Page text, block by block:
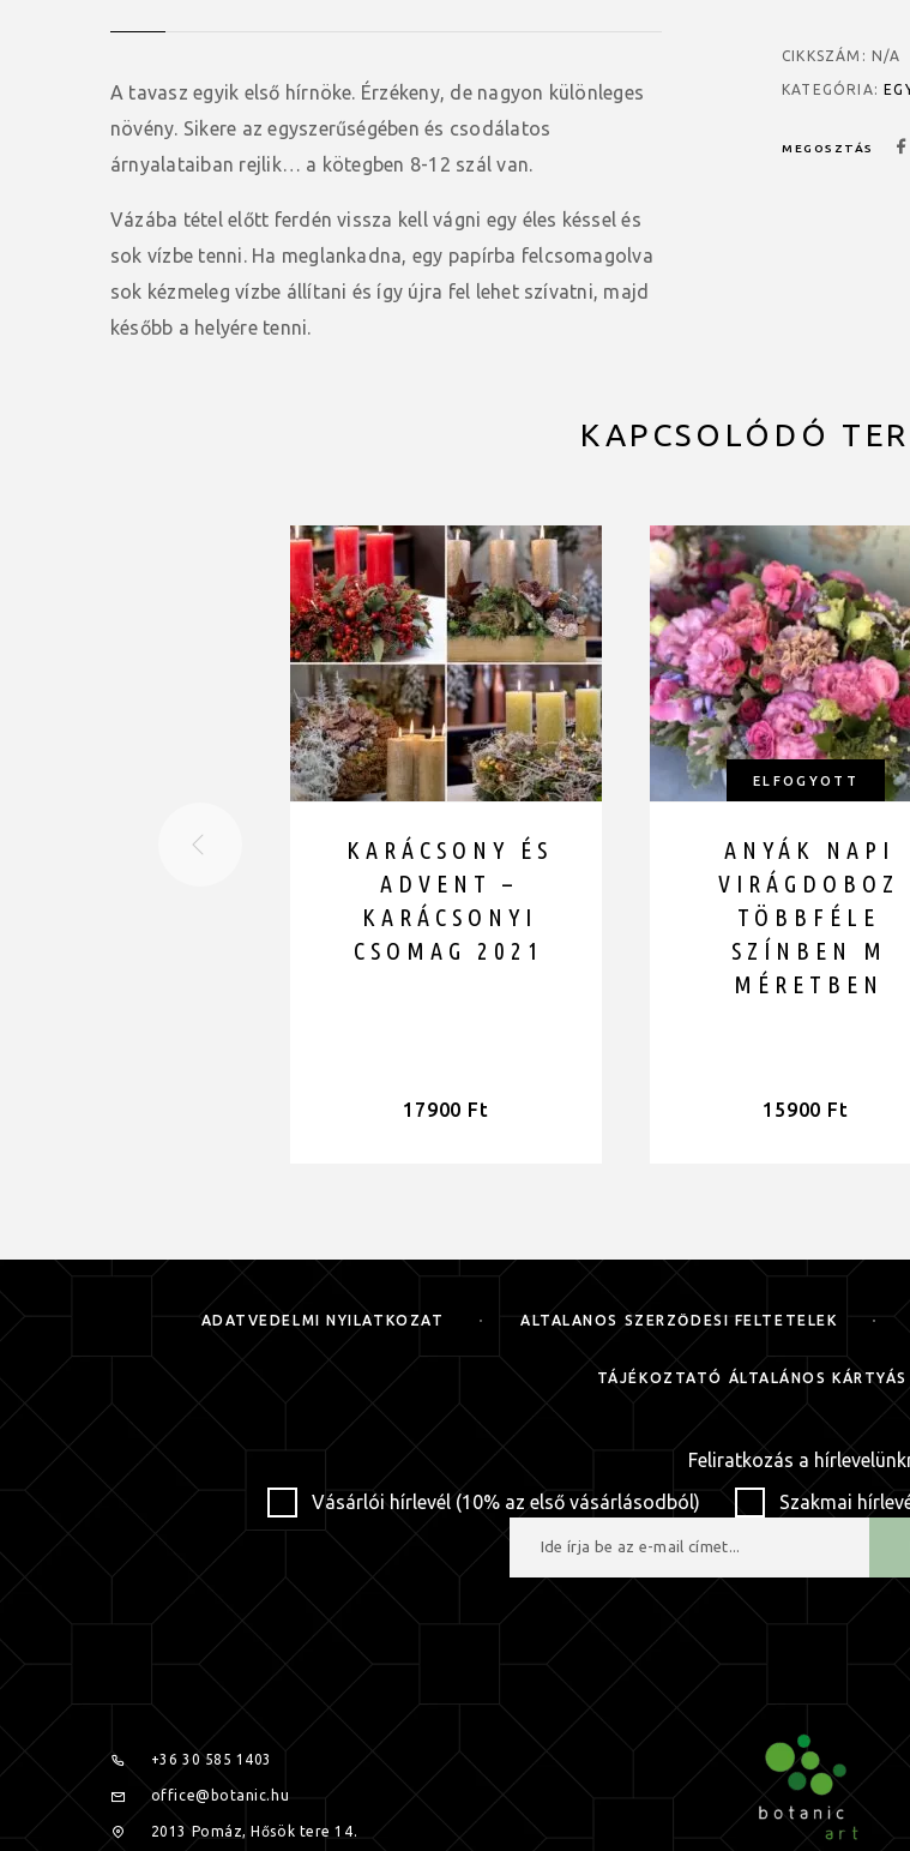
A tavasz egyik első hírnöke. Érzékeny, de nagyon különleges
növény. Sikere az egyszerűségében és csodálatos
árnyalataiban rejlik… a kötegben 8-12 szál van.
Vázába tétel előtt ferdén vissza kell vágni egy éles késsel és
sok vízbe tenni. Ha meglankadna, egy papírba felcsomagolva
sok kézmeleg vízbe állítani és így újra fel lehet szívatni, majd
később a helyére tenni.
CIKKSZÁM: N/A
KATEGÓRIA:
MEGOSZTÁS
KAPCSOLÓDÓ
KARÁCSONY ÉS
ADVENT –
KARÁCSONYI
CSOMAG 2021
17900 Ft
ELFOGYOTT
ANYÁK NAPI
VIRÁGDOBOZ
TÖBBFÉLE
SZÍNBEN M
MÉRETBEN
15900 Ft
ADATVÉDELMI NYILATKOZAT ÁLTALÁNOS SZERZŐDÉSI FELTÉTELEK
TÁJÉKOZTATÓ ÁLTALÁNOS KÁRTYÁS
Feliratkozás a
Vásárlói hírlevél (10% az első vásárlásodból)
Szakmai
+36 30 585 1403
office@botanic.hu
2013 Pomáz, Hősök tere 14.